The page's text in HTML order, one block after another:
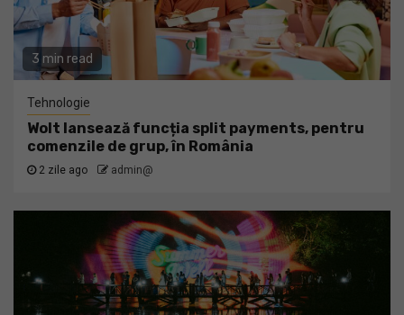
3 min read
Tehnologie
Wolt lansează funcția split payments, pentru
comenzile de grup, în România
2 zile ago admin@